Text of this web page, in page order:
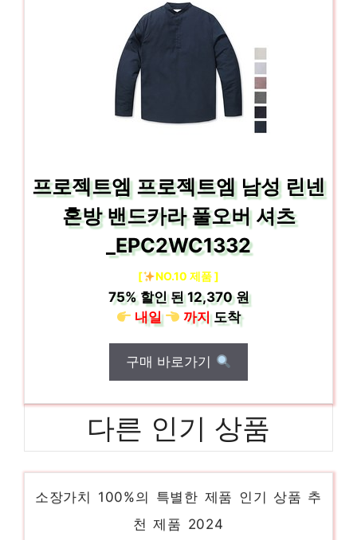
프로젝트엠 프로젝트엠 남성 린넨
혼방 밴드카라 풀오버 셔츠
_EPC2WC1332
[ NO.10 제품 ]
75%할인 된12,370 원
내일
까지도착
구매 바로가기
다른 인기 상품
샤틴